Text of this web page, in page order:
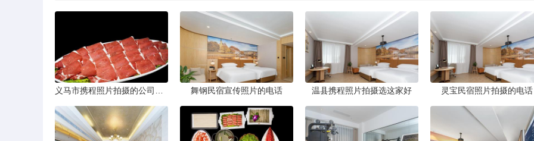
舞钢民宿宣传照片的电话 温县携程照片拍摄选这家好 灵宝民宿照片拍摄的电话